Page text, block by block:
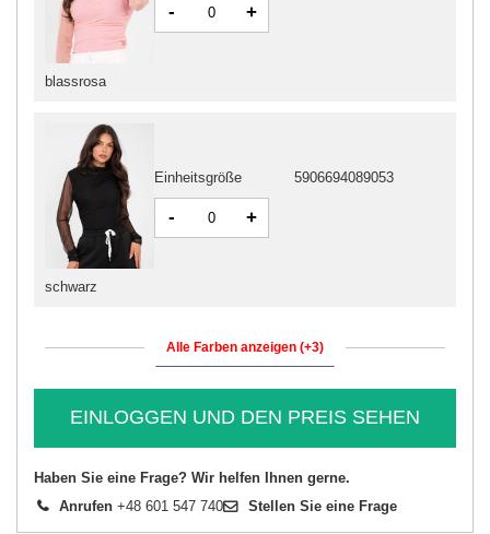
blassrosa
- +
schwarz
Einheitsgröße 5906694089053
- +
Alle Farben anzeigen (+3)
EINLOGGEN UND DEN PREIS SEHEN
Haben Sie eine Frage? Wir helfen Ihnen gerne.
Anrufen +48 601 547 740 Stellen Sie eine Frage